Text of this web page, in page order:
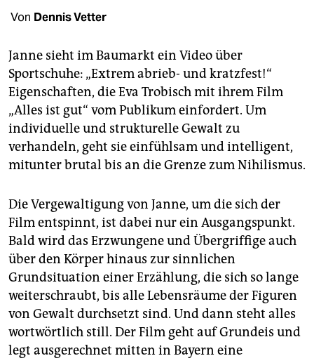
veranstaltungen
fragen & hilfe
unterstützen
abo
genossenschaft
Von Dennis Vetter
Janne sieht im Baumarkt ein Video über
Sportschuhe: „Ex­trem abrieb- und kratzfest!“
Eigenschaften, die Eva Trobisch mit ihrem Film
„Alles ist gut“ vom Publikum einfordert. Um
individuelle und strukturelle Gewalt zu
verhandeln, geht sie einfühlsam und intelligent,
mitunter brutal bis an die Grenze zum Nihilismus.
Die Vergewaltigung von Janne, um die sich der
Film entspinnt, ist dabei nur ein Ausgangspunkt.
Bald wird das Erzwungene und Übergriffige auch
über den Körper hinaus zur sinnlichen
Grundsituation einer Erzählung, die sich so lange
weiterschraubt, bis alle Lebensräume der Figuren
von Gewalt durchsetzt sind. Und dann steht alles
wortwörtlich still. Der Film geht auf Grundeis und
legt ausgerechnet mitten in Bayern eine